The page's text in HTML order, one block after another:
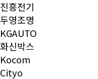
진흥전기
두영조명
KGAUTO
화신박스
Kocom
Cityo